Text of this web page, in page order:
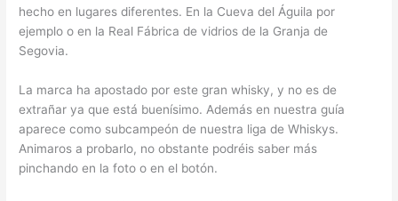
hecho en lugares diferentes. En la Cueva del Águila por
ejemplo o en la Real Fábrica de vidrios de la Granja de
Segovia.
La marca ha apostado por este gran whisky, y no es de
extrañar ya que está buenísimo. Además en nuestra guía
aparece como subcampeón de nuestra liga de Whiskys.
Animaros a probarlo, no obstante podréis saber más
pinchando en la foto o en el botón.